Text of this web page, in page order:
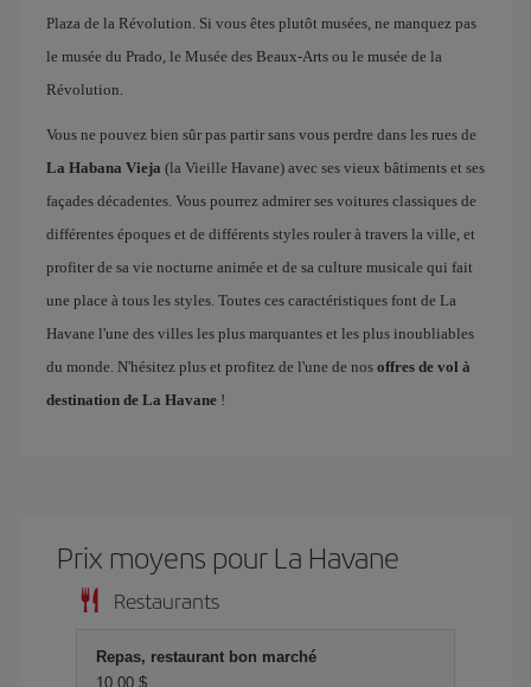
Plaza de la Révolution. Si vous êtes plutôt musées, ne manquez pas
le musée du Prado, le Musée des Beaux-Arts ou le musée de la
Révolution.
Vous ne pouvez bien sûr pas partir sans vous perdre dans les rues de
La Habana Vieja (la Vieille Havane) avec ses vieux bâtiments et ses
façades décadentes. Vous pourrez admirer ses voitures classiques de
différentes époques et de différents styles rouler à travers la ville, et
profiter de sa vie nocturne animée et de sa culture musicale qui fait
une place à tous les styles. Toutes ces caractéristiques font de La
Havane l'une des villes les plus marquantes et les plus inoubliables
du monde. N'hésitez plus et profitez de l'une de nos offres de vol à
destination de La Havane !
Prix ​​moyens pour La Havane
Restaurants
Repas, restaurant bon marché
10,00 $